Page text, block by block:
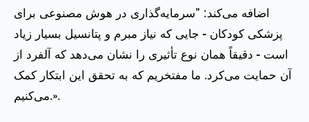
اضافه می‌کند: ”سرمایه‌گذاری در هوش مصنوعی برای
پزشکی کودکان - جایی که نیاز مبرم و پتانسیل بسیار زیاد
است - دقیقاً همان نوع تأثیری را نشان می‌دهد که آلفرد از
آن حمایت می‌کرد. ما مفتخریم که به تحقق این ابتکار کمک
می‌کنیم.».